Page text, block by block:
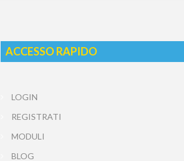
ACCESSO RAPIDO
LOGIN
REGISTRATI
MODULI
BLOG